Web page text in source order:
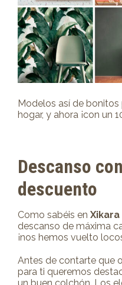
Modelos así de
hogar, y ahora ¡con un
Descanso
descuento
Como sabéis en Xikara
descanso de máxima
¡nos hemos vuelto
Antes de contarte que
para ti queremos